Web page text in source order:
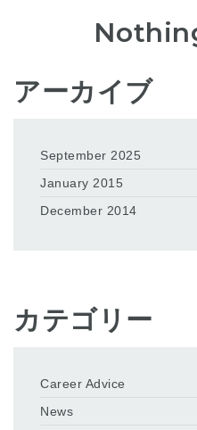
アーカイブ
September 2025
January 2015
December 2014
カテゴリー
Career Advice
News